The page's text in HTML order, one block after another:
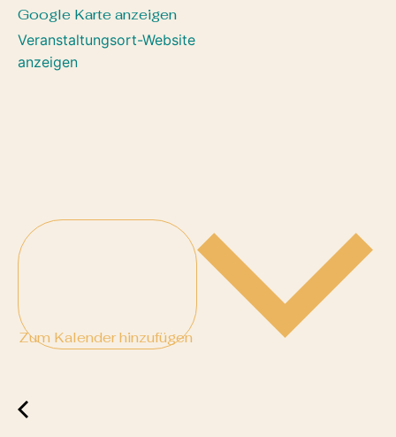
Google Karte anzeigen
Veranstaltungsort-Website
anzeigen
Zum Kalender hinzufügen